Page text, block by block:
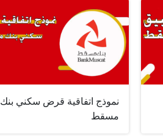
نموذج اتفاقية قرض سكني بنك
مسقط